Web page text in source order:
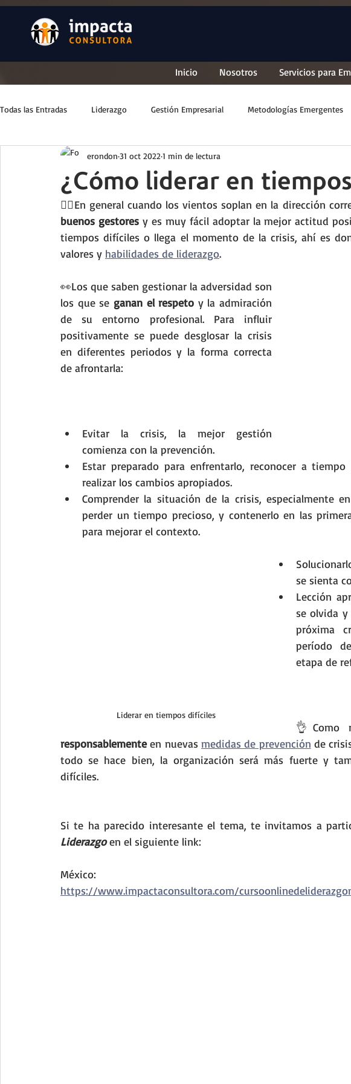
Inicio Nosotros Servicios para
Todas las Entradas Liderazgo Gestión Empresarial Metodologías Emergentes
¿Cómo liderar en
erondon 31 oct 2022 1 min de lectura
buenos gestores y es muy fácil adoptar la mejor actitud
tiempos difíciles o llega el momento de la crisis, ahí es
valores y habilidades de liderazgo.
👀Los que saben gestionar la adversidad son
los que se ganan el respeto y la admiración
de su entorno profesional. Para influir
positivamente se puede desglosar la crisis
en diferentes periodos y la forma correcta
de afrontarla:
Evitar la crisis, la mejor gestión
comienza con la prevención.
Estar preparado para enfrentarlo, reconocer a
realizar los cambios apropiados.
Comprender la situación de la crisis, especialmente
perder un tiempo precioso, y contenerlo en las
para mejorar el contexto.
Liderar en tiempos difíciles
se sienta
Lección
se olvida y
próxima
período
etapa de
👌Como
responsablemente en nuevas medidas de prevención de
todo se hace bien, la organización será más fuerte y
difíciles.
Liderazgo en el siguiente link:
México:
https://www.impactaconsultora.com/